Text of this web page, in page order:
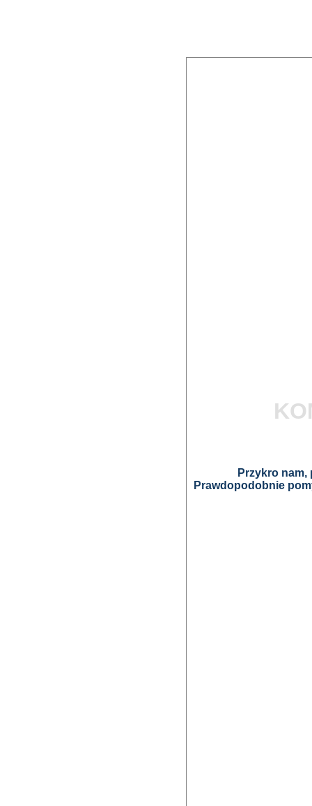
Przykro
Prawdopodobnie